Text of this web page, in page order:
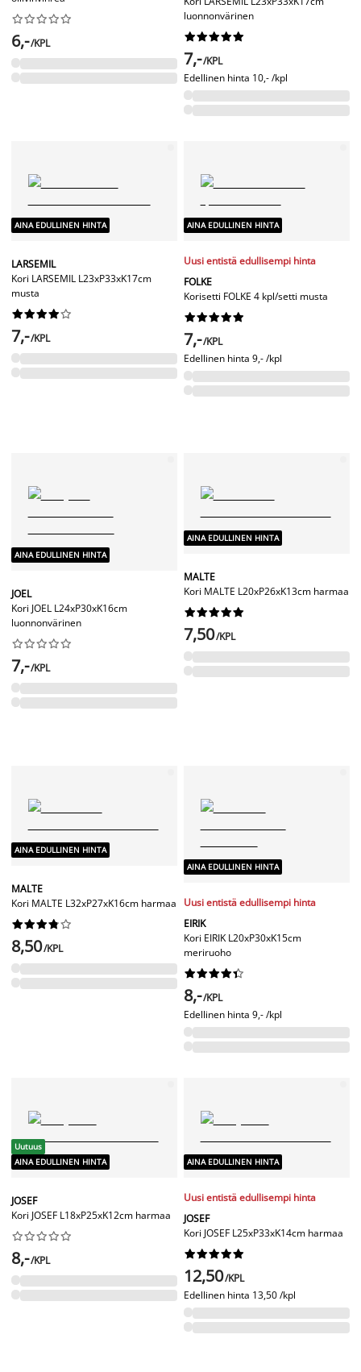






6,-/KPL
luonnonvärinen






7,-/KPL
Edellinen hinta 10,- /kpl
AINA EDULLINEN HINTA
LARSEMIL
Kori LARSEMIL L23xP33xK17cm
musta






7,-/KPL
AINA EDULLINEN HINTA
Uusi entistä edullisempi hinta
FOLKE
Korisetti FOLKE 4 kpl/setti musta






7,-/KPL
Edellinen hinta 9,- /kpl
AINA EDULLINEN HINTA
JOEL
Kori JOEL L24xP30xK16cm
luonnonvärinen






7,-/KPL
AINA EDULLINEN HINTA
MALTE
Kori MALTE L20xP26xK13cm harmaa






7,50/KPL
AINA EDULLINEN HINTA
MALTE
Kori MALTE L32xP27xK16cm harmaa






8,50/KPL
AINA EDULLINEN HINTA
Uusi entistä edullisempi hinta
EIRIK
Kori EIRIK L20xP30xK15cm
meriruoho






8,-/KPL
Edellinen hinta 9,- /kpl
Uutuus
AINA EDULLINEN HINTA
JOSEF
Kori JOSEF L18xP25xK12cm harmaa






8,-/KPL
AINA EDULLINEN HINTA
Uusi entistä edullisempi hinta
JOSEF
Kori JOSEF L25xP33xK14cm harmaa






12,50/KPL
Edellinen hinta 13,50 /kpl